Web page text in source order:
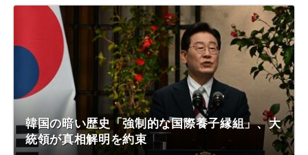
韓国の暗い歴史「強制的な国際養子縁組」、大
統領が真相解明を約束